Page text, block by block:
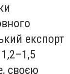
експорт
своєю